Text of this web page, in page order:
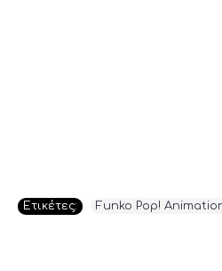
Ετικέτες: Funko Pop!